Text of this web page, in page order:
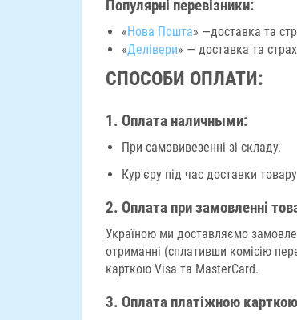
Популярні перевізники:
«Нова Пошта» —доставка та
«Делівери» — доставка та
СПОСОБИ ОПЛАТИ:
1. Оплата наличными:
При самовивезенні зі складу.
Кур'єру під час доставки
2. Оплата при замовленні
Україною ми доставляємо
отриманні (сплативши комісію
карткою Visa та MasterCard.
3. Оплата платіжною